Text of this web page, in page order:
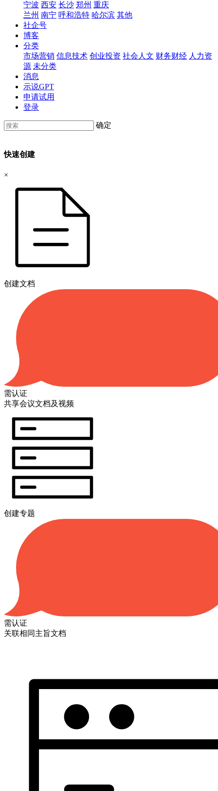
宁波 西安 长沙 郑州 重庆
兰州 南宁 呼和浩特 哈尔滨 其他
社企号
博客
分类
市场营销 信息技术 创业投资 社会人文 财务财经 人力资
源 未分类
消息
示说GPT
申请试用
登录
确定
快速创建
×
创建文档
需认证
共享会议文档及视频
创建专题
需认证
关联相同主旨文档